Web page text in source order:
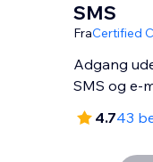
SMS
FraCertified
Adgang
SMS og e-
4.743